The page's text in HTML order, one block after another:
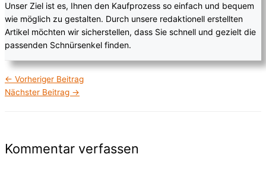
Unser Ziel ist es, Ihnen den Kaufprozess so einfach und bequem
wie möglich zu gestalten. Durch unsere redaktionell erstellten
Artikel möchten wir sicherstellen, dass Sie schnell und gezielt die
passenden Schnürsenkel finden.
← Vorheriger Beitrag
Nächster Beitrag →
Kommentar verfassen